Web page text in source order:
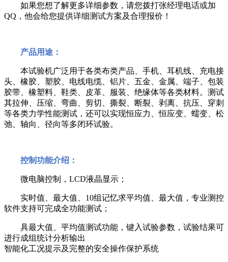
如果您想了解更多详细参数，请您拨打张经理电话或加
QQ，他会给您提供详细测试方案及合理报价！
产品用途：
本试验机广泛用于各类布类产品、手机、耳机线、充电接
头、橡胶、塑胶、电线电缆、铝片、五金、金属、端子、包装
胶带、橡塑料、鞋类、皮革、服装、绝缘体等各类材料。测试
其拉伸、压缩、弯曲、剪切、撕裂、断裂、剥离、抗压、穿刺
等各类力学性能测试，还可以实现恒应力、恒应变、蠕变、松
弛、轴向、径向等多闭环试验。
控制功能介绍：
微电脑控制， LCD液晶显示；
实时值、最大值、 10组记忆求平均值、最大值，专业测控
软件支持可完成全功能测试；
具最大值、平均值测试功能，键入试验参数，试验结果可
进行成组统计分析输出
智能化工况提示及完整的安全操作保护系统